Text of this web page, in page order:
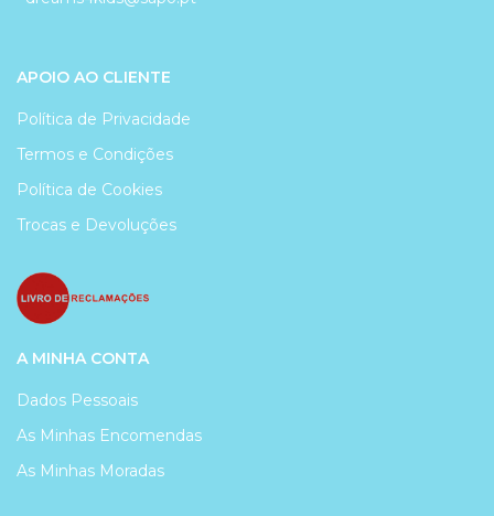
APOIO AO CLIENTE
Política de Privacidade
Termos e Condições
Política de Cookies
Trocas e Devoluções
A MINHA CONTA
Dados Pessoais
As Minhas Encomendas
As Minhas Moradas